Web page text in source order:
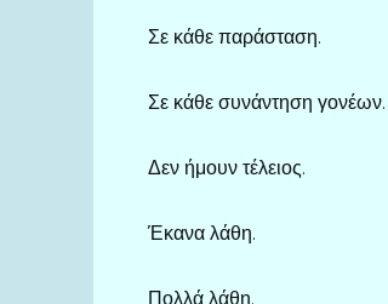
Σε κάθε παράσταση.
Σε κάθε συνάντηση γονέων.
Δεν ήμουν τέλειος.
Έκανα λάθη.
Πολλά λάθη.